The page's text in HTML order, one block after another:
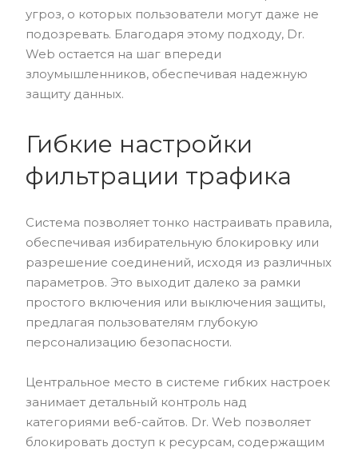
угроз, о которых пользователи могут даже не
подозревать. Благодаря этому подходу, Dr.
Web остается на шаг впереди
злоумышленников, обеспечивая надежную
защиту данных.
Гибкие настройки
фильтрации трафика
Система позволяет тонко настраивать правила,
обеспечивая избирательную блокировку или
разрешение соединений, исходя из различных
параметров. Это выходит далеко за рамки
простого включения или выключения защиты,
предлагая пользователям глубокую
персонализацию безопасности.
Центральное место в системе гибких настроек
занимает детальный контроль над
категориями веб-сайтов. Dr. Web позволяет
блокировать доступ к ресурсам, содержащим